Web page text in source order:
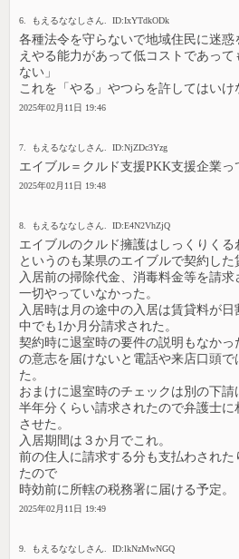
6. もえるななしさん. ID:IxYTdkODk
各種法令を守らないで地域住民に迷惑
えやる能力があって低コストであっ
ない」
これを「やる」やつらを許してはいけ
2025年02月11日 19:46
7. もえるななしさん. ID:NjZDc3Yzg
エイブル＝クルド支援PKK支援企業っ
2025年02月11日 19:48
8. もえるななしさん. ID:E4N2VhZjQ
エイブルのクルド擁護はしっくりくる
というのも某県のエイブルで契約した
入居前の掃除代金、消毒料金等を請
一切やっていなかった。
入居時は月の途中の入居は賃貸料が
中でも1か月分請求された。
契約時に退室時の要件の説明もなか
の意志を届けないと電話や来店口頭
た。
おまけに退室時のチェックは別の下
半年分くらい請求されたので弁護士
させた。
入居期間は３か月でこれ。
前の住人に請求する分も支払わされた
たので
時効前に所轄の税務署に届ける予定。
2025年02月11日 19:49
9. もえるななしさん. ID:lkNzMwNGQ